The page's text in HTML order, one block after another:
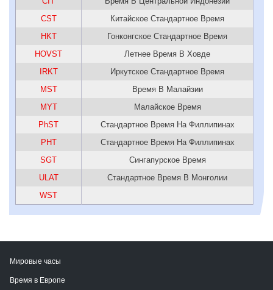
CST
Китайское Стандартное Время
HKT
Гонконгское Стандартное Время
HOVST
Летнее Время В Ховде
IRKT
Иркутское Стандартное Время
MST
Время В Малайзии
MYT
Малайское Время
PhST
Стандартное Время На Филлипинах
PHT
Стандартное Время На Филлипинах
SGT
Сингапурское Время
ULAT
Стандартное Время В Монголии
WST
Мировые часы
Время в Европе